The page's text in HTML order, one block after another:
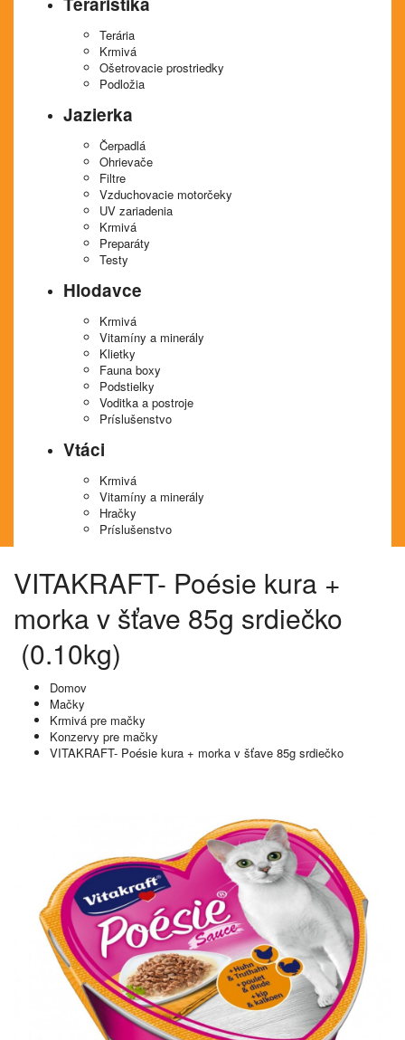
Terária
Krmivá
Ošetrovacie prostriedky
Podložia
Jazierka
Čerpadlá
Ohrievače
Filtre
Vzduchovacie motorčeky
UV zariadenia
Krmivá
Preparáty
Testy
Hlodavce
Krmivá
Vitamíny a minerály
Klietky
Fauna boxy
Podstielky
Voditka a postroje
Príslušenstvo
Vtáci
Krmivá
Vitamíny a minerály
Hračky
Príslušenstvo
VITAKRAFT- Poésie kura +
morka v šťave 85g srdiečko
(0.10kg)
Domov
Mačky
Krmivá pre mačky
Konzervy pre mačky
VITAKRAFT- Poésie kura + morka v šťave 85g srdiečko